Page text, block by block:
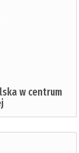
w centrum